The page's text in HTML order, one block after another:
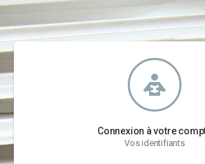
Connexion à votre
Vos identifiants